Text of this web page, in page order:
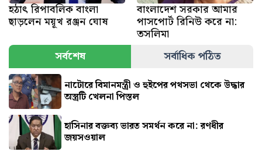
হঠাৎ রিপাবলিক বাংলা
ছাড়লেন ময়ূখ রঞ্জন ঘোষ
বাংলাদেশ সরকার আমার
পাসপোর্ট রিনিউ করে না:
তসলিমা
সর্বশেষ
সর্বাধিক পঠিত
নাটোরে বিমানমন্ত্রী ও হুইপের পথসভা থেকে উদ্ধার
অস্ত্রটি খেলনা পিস্তল
হাসিনার বক্তব্য ভারত সমর্থন করে না: রণধীর
জয়সওয়াল